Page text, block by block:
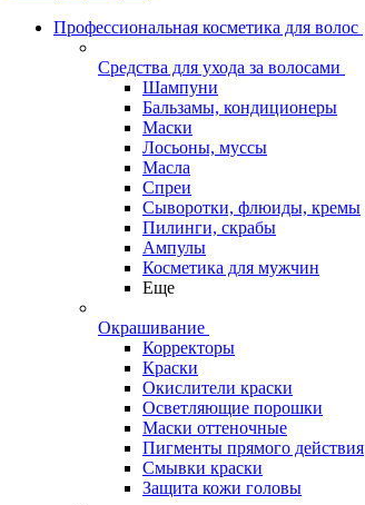
Профессиональная косметика для волос
Средства для ухода за волосами
Шампуни
Бальзамы, кондиционеры
Маски
Лосьоны, муссы
Масла
Спреи
Сыворотки, флюиды, кремы
Пилинги, скрабы
Ампулы
Косметика для мужчин
Еще
Окрашивание
Корректоры
Краски
Окислители краски
Осветляющие порошки
Маски оттеночные
Пигменты прямого действия
Смывки краски
Защита кожи головы